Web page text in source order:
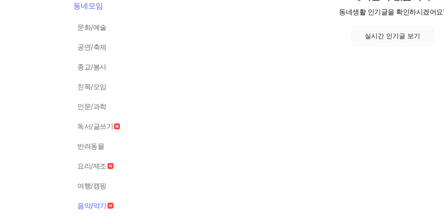
동네모임
문화/예술
공연/축제
종교/봉사
친목/모임
인문/과학
독서/글쓰기
반려동물
요리/제조
여행/캠핑
음악/악기
동네생활 인기글을 확인하시겠어요
실시간 인기글 보기